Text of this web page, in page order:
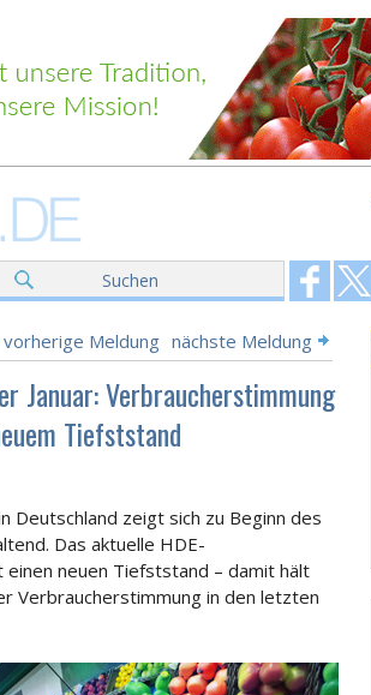
Suchen
vorherige Meldung nächste Meldung
Januar: Verbraucherstimmung
Tiefststand
Deutschland zeigt sich zu Beginn des
Das aktuelle HDE-
neuen Tiefststand – damit hält
Verbraucherstimmung in den letzten